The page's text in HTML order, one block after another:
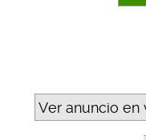
Ver anuncio en